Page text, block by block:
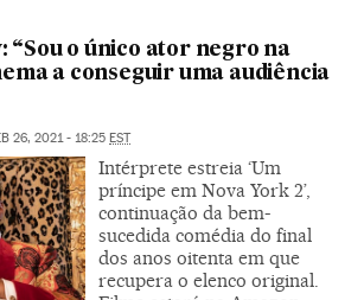
“Sou o único ator negro na
a conseguir uma audiência
26, 2021 - 18:25 EST
Intérprete estreia ‘Um
príncipe em Nova York 2’,
continuação da bem-
sucedida comédia do final
dos anos oitenta em que
recupera o elenco original.